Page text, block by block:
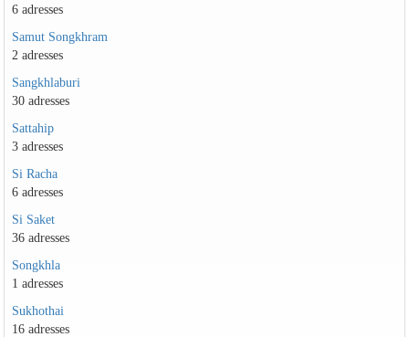
6 adresses
Samut Songkhram
2 adresses
Sangkhlaburi
30 adresses
Sattahip
3 adresses
Si Racha
6 adresses
Si Saket
36 adresses
Songkhla
1 adresses
Sukhothai
16 adresses